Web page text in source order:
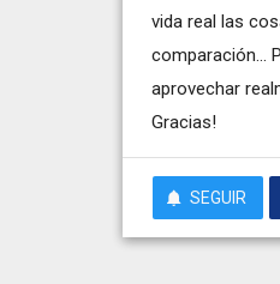
vida real las
comparación...
aprovechar
Gracias!
SEGUIR